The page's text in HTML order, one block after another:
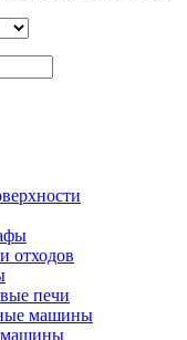
отходов
печи
машины
машины